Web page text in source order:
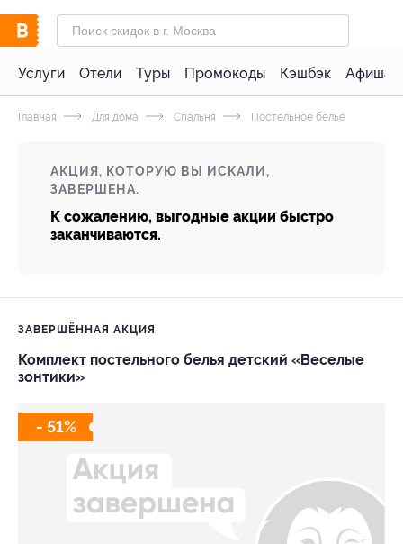
Услуги Отели Туры Промокоды Кэшбэк Афиша
Главная Для дома Спальня Постельное белье
АКЦИЯ, КОТОРУЮ ВЫ ИСКАЛИ,
ЗАВЕРШЕНА.
К сожалению, выгодные акции быстро
заканчиваются.
ЗАВЕРШЁННАЯ АКЦИЯ
Комплект постельного белья детский «Веселые
зонтики»
- 51%